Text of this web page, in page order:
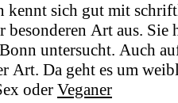
kennt sich gut mit
besonderen Art aus. Sie
untersucht. Auch
Art. Da geht es um
oder Veganer